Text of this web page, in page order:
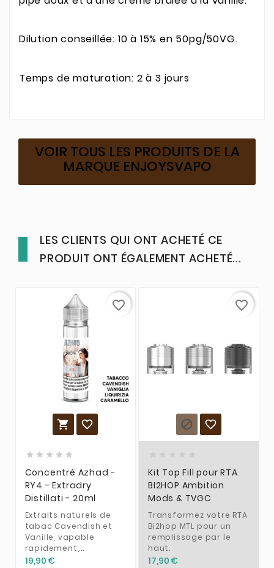
Dilution conseillée: 10 à 15% en 50pg/50VG.
Temps de maturation: 2 à 3 jours
VOIR TOUS LES PRODUITS DE LA
MARQUE ENJOYSVAPO
LES CLIENTS QUI ONT ACHETÉ CE
PRODUIT ONT ÉGALEMENT ACHETÉ...
 
    
Concentré Azhad -
RY4 - Extradry
Distillati - 20ml
Extraits naturels de
tabac Cavendish et
Vanille, vapable
rapidement,...
19,90 €
favorite_border
 
Kit Top Fill pour RTA
BI2HOP Ambition
Mods & TVGC
Transformez votre RTA
Bi2hop MTL pour un
remplissage par le
haut.
17,90 €
favorite_border